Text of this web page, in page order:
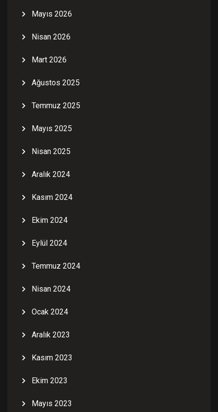
Mayıs 2026
Nisan 2026
Mart 2026
Ağustos 2025
Temmuz 2025
Mayıs 2025
Nisan 2025
Aralık 2024
Kasım 2024
Ekim 2024
Eylül 2024
Temmuz 2024
Nisan 2024
Ocak 2024
Aralık 2023
Kasım 2023
Ekim 2023
Mayıs 2023